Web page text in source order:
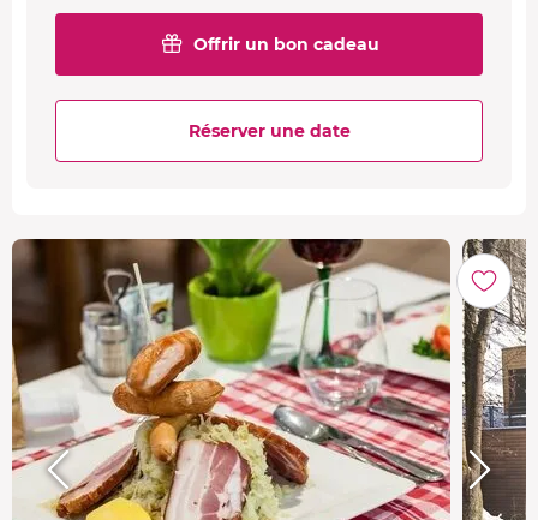
Offrir un bon cadeau
Réserver une date